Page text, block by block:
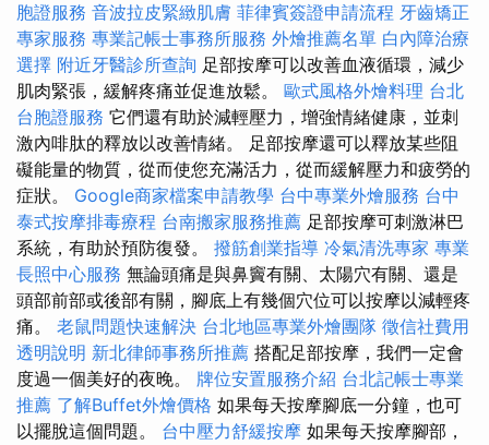
胞證服務 音波拉皮緊緻肌膚 菲律賓簽證申請流程 牙齒矯正
專家服務 專業記帳士事務所服務 外燴推薦名單 白內障治療
選擇 附近牙醫診所查詢 足部按摩可以改善血液循環，減少
肌肉緊張，緩解疼痛並促進放鬆。 歐式風格外燴料理 台北
台胞證服務 它們還有助於減輕壓力，增強情緒健康，並刺
激內啡肽的釋放以改善情緒。 足部按摩還可以釋放某些阻
礙能量的物質，從而使您充滿活力，從而緩解壓力和疲勞的
症狀。 Google商家檔案申請教學 台中專業外燴服務 台中
泰式按摩排毒療程 台南搬家服務推薦 足部按摩可刺激淋巴
系統，有助於預防復發。 撥筋創業指導 冷氣清洗專家 專業
長照中心服務 無論頭痛是與鼻竇有關、太陽穴有關、還是
頭部前部或後部有關，腳底上有幾個穴位可以按摩以減輕疼
痛。 老鼠問題快速解決 台北地區專業外燴團隊 徵信社費用
透明說明 新北律師事務所推薦 搭配足部按摩，我們一定會
度過一個美好的夜晚。 牌位安置服務介紹 台北記帳士專業
推薦 了解Buffet外燴價格 如果每天按摩腳底一分鐘，也可
以擺脫這個問題。 台中壓力舒緩按摩 如果每天按摩腳部，